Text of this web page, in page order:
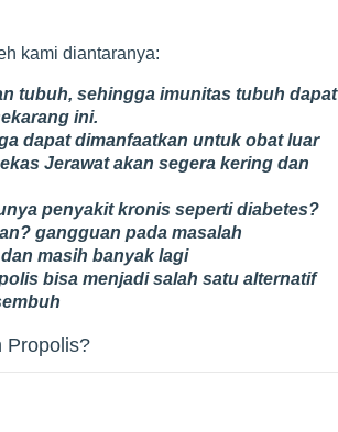
kami diantaranya:
tubuh, sehingga imunitas tubuh dapat
ini.
dapat dimanfaatkan untuk obat luar
Jerawat akan segera kering dan
penyakit kronis seperti diabetes?
gangguan pada masalah
masih banyak lagi
bisa menjadi salah satu alternatif
Propolis?